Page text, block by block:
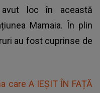
loc în această
Mamaia. În plin
au fost cuprinse de
care A IEȘIT ÎN FAȚĂ